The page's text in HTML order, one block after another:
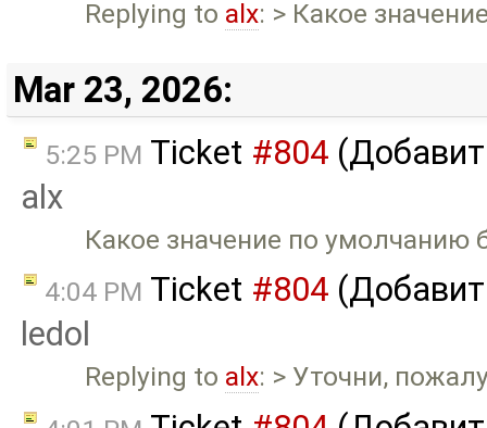
Replying to alx: > Какое
Mar 23, 2026:
5:25 PM Ticket #804
alx
Какое значение по умолчанию
4:04 PM Ticket #804
ledol
Replying to alx: > Уточни,